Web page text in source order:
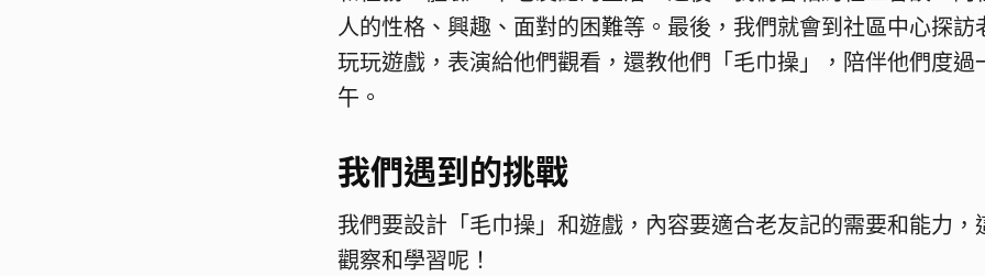
人的性格、興趣、面對的困難等。最後，我們就會到社區中心探訪
玩玩遊戲，表演給他們觀看，還教他們「毛巾操」，陪伴他們度過
午。
我們遇到的挑戰
我們要設計「毛巾操」和遊戲，內容要適合老友記的需要和能力，
觀察和學習